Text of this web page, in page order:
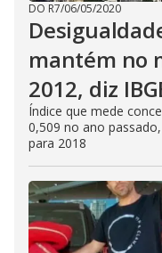
DO R7/06/05/2020
mantém no
2012, diz
Índice que mede
0,509 no ano
para 2018